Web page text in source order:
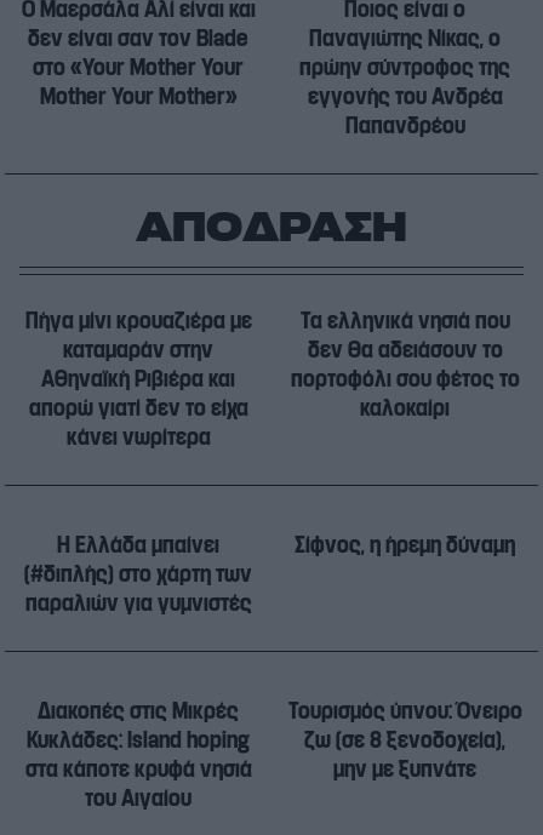
Ο Μαερσάλα Αλί είναι και
δεν είναι σαν τον Blade
στο «Your Mother Your
Mother Your Mother»
Ποιος είναι ο
Παναγιώτης Νίκας, ο
πρώην σύντροφος της
εγγονής του Ανδρέα
Παπανδρέου
ΑΠΟΔΡΑΣΗ
Πήγα μίνι κρουαζιέρα με
καταμαράν στην
Αθηναϊκή Ριβιέρα και
απορώ γιατί δεν το είχα
κάνει νωρίτερα
Τα ελληνικά νησιά που
δεν θα αδειάσουν το
πορτοφόλι σου φέτος το
καλοκαίρι
Η Ελλάδα μπαίνει
(#διπλής) στο χάρτη των
παραλιών για γυμνιστές
Σίφνος, η ήρεμη δύναμη
Διακοπές στις Μικρές
Κυκλάδες: Island hoping
στα κάποτε κρυφά νησιά
του Αιγαίου
Τουρισμός ύπνου: Όνειρο
ζω (σε 8 ξενοδοχεία),
μην με ξυπνάτε